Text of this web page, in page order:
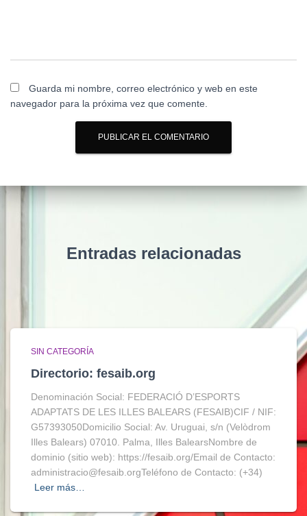
Guarda mi nombre, correo electrónico y web en este
navegador para la próxima vez que comente.
Entradas relacionadas
SIN CATEGORÍA
Directorio: fesaib.org
Denominación Social: FEDERACIÓ D’ESPORTS
ADAPTATS DE LES ILLES BALEARS (FESAIB)CIF / NIF:
G57393050Domicilio Social: Av. Uruguai, s/n (Velòdrom
Illes Balears) 07010. Palma, Illes BalearsNombre de
dominio (sitio web): https://fesaib.org/Email de Contacto:
administracio@fesaib.orgTeléfono de Contacto: (+34)
Leer más…